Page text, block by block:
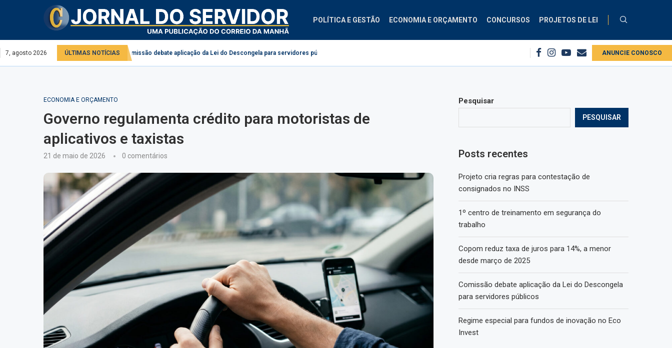
POLÍTICA E GESTÃO ECONOMIA E ORÇAMENTO CONCURSOS PROJETOS DE LEI
7, agosto 2026 ÚLTIMAS NOTÍCIAS
e privado Comissão debate aplicação da Lei do Descongela para servidores públicos Projeto cria regras para contestação de consignados no INSS 1º centro de treinamento em segurança do trabalho
ANUNCIE CONOSCO
ECONOMIA E ORÇAMENTO
Governo regulamenta crédito para motoristas de
aplicativos e taxistas
21 de maio de 2026 0 comentários
Pesquisar
PESQUISAR
Posts recentes
Projeto cria regras para contestação de
consignados no INSS
1º centro de treinamento em segurança do
trabalho
Copom reduz taxa de juros para 14%, a menor
desde março de 2025
Comissão debate aplicação da Lei do Descongela
para servidores públicos
Regime especial para fundos de inovação no Eco
Invest